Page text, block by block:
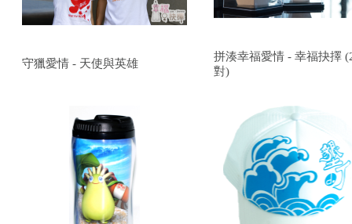
守獵愛情 - 天使與英雄
拼湊幸福愛情 - 幸福抉擇
對)